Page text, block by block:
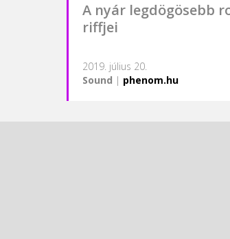
A nyár legdögösebb
riffjei
2019. július 20.
Sound | phenom.hu